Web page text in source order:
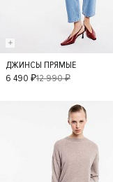
36 34
ДЖИНСЫ ПРЯМЫЕ
6 490 ₽12 990 ₽